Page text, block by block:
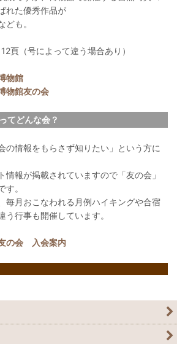
れた優秀作品が
も。
（号によって違う場合あり）
物館
物館友の会
てどんな会？
の情報をもらさず知りたい」という方に
情報が掲載されていますので「友の会」
。
毎月おこなわれる月例ハイキングや合宿
う行事も開催しています。
の会 入会案内